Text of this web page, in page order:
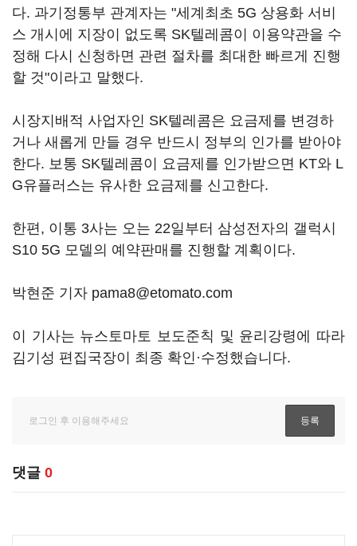
다. 과기정통부 관계자는 "세계최초 5G 상용화 서비
스 개시에 지장이 없도록 SK텔레콤이 이용약관을 수
정해 다시 신청하면 관련 절차를 최대한 빠르게 진행
할 것"이라고 말했다.
시장지배적 사업자인 SK텔레콤은 요금제를 변경하
거나 새롭게 만들 경우 반드시 정부의 인가를 받아야
한다. 보통 SK텔레콤이 요금제를 인가받으면 KT와 L
G유플러스는 유사한 요금제를 신고한다.
한편, 이통 3사는 오는 22일부터 삼성전자의 갤럭시
S10 5G 모델의 예약판매를 진행할 계획이다.
박현준 기자 pama8@etomato.com
이 기사는 뉴스토마토 보도준칙 및 윤리강령에 따라
김기성 편집국장이 최종 확인·수정했습니다.
댓글 0